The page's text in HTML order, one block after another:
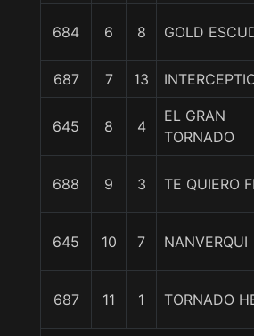
684 6 8 GOLD
687 7 13
645 8 4
EL GRAN
TORNADO
688 9 3 TE QUIERO
645 10 7 NANVERQUI
687 11 1 TORNADO